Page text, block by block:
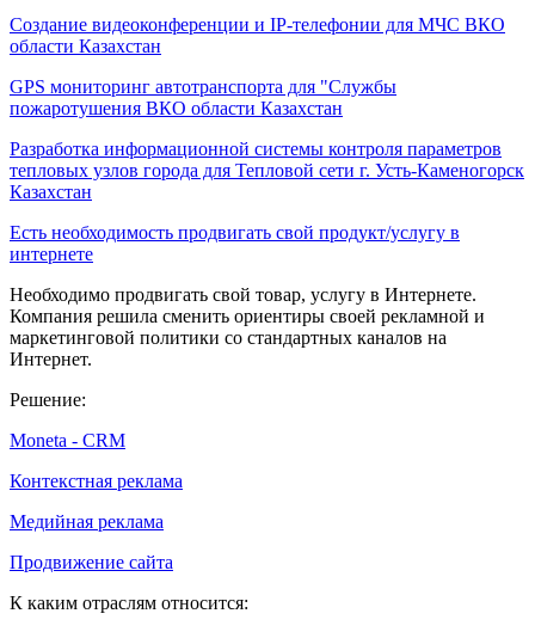
Создание видеоконференции и IP-телефонии для МЧС ВКО
области Казахстан
GPS мониторинг автотранспорта для "Службы
пожаротушения ВКО области Казахстан
Разработка информационной системы контроля параметров
тепловых узлов города для Тепловой сети г. Усть-Каменогорск
Казахстан
Есть необходимость продвигать свой продукт/услугу в
интернете
Необходимо продвигать свой товар, услугу в Интернете.
Компания решила сменить ориентиры своей рекламной и
маркетинговой политики со стандартных каналов на
Интернет.
Решение:
Moneta - CRM
Контекстная реклама
Медийная реклама
Продвижение сайта
К каким отраслям относится: